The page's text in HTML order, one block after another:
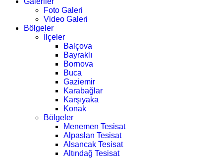
Foto Galeri
Video Galeri
Bölgeler
İlçeler
Balçova
Bayraklı
Bornova
Buca
Gaziemir
Karabağlar
Karşıyaka
Konak
Bölgeler
Menemen Tesisat
Alpaslan Tesisat
Alsancak Tesisat
Altındağ Tesisat